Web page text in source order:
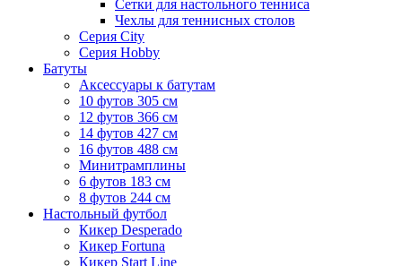
Сетки для настольного тенниса
Чехлы для теннисных столов
Серия City
Серия Hobby
Батуты
Аксессуары к батутам
10 футов 305 см
12 футов 366 см
14 футов 427 см
16 футов 488 см
Минитрамплины
6 футов 183 см
8 футов 244 см
Настольный футбол
Кикер Desperado
Кикер Fortuna
Кикер Start Line